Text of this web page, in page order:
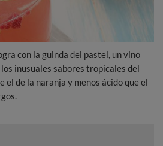
con la guinda del pastel, un vino
inusuales sabores tropicales del
el de la naranja y menos ácido que el